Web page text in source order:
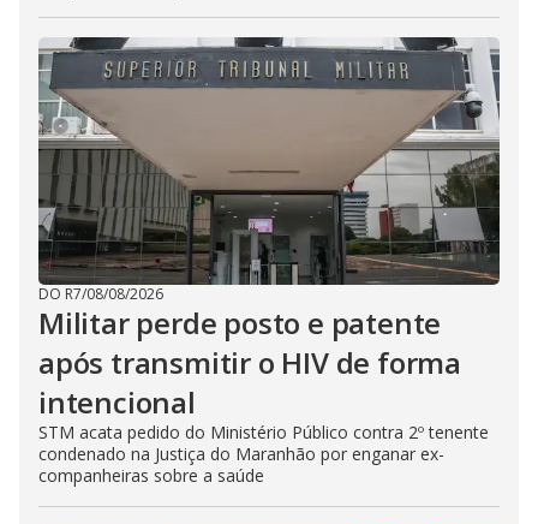
DO R7/08/08/2026
Militar perde posto e patente
após transmitir o HIV de forma
intencional
STM acata pedido do Ministério Público contra 2º tenente
condenado na Justiça do Maranhão por enganar ex-
companheiras sobre a saúde